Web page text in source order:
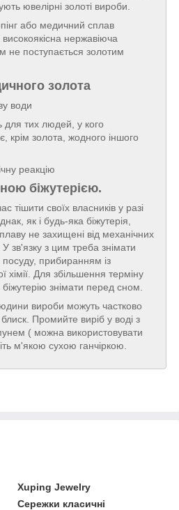
ювелірні золоті вироби.
або медичний сплав
нержавіюча
не поступається золотим
золота
води
для тих людей, у кого
крім золота, жодного іншого
реакцію
біжутерією.
тішити своїх власників у разі
як і будь-яка біжутерія,
не захищені від механічних
зв'язку з цим треба знімати
прибиранням із
хімії. Для збільшення терміну
знімати перед сном.
вироби можуть частково
блиск. Промийте виріб у воді з
( можна використовувати
м'якою сухою ганчіркою.
Xuping Jewelry
Сережки класичні